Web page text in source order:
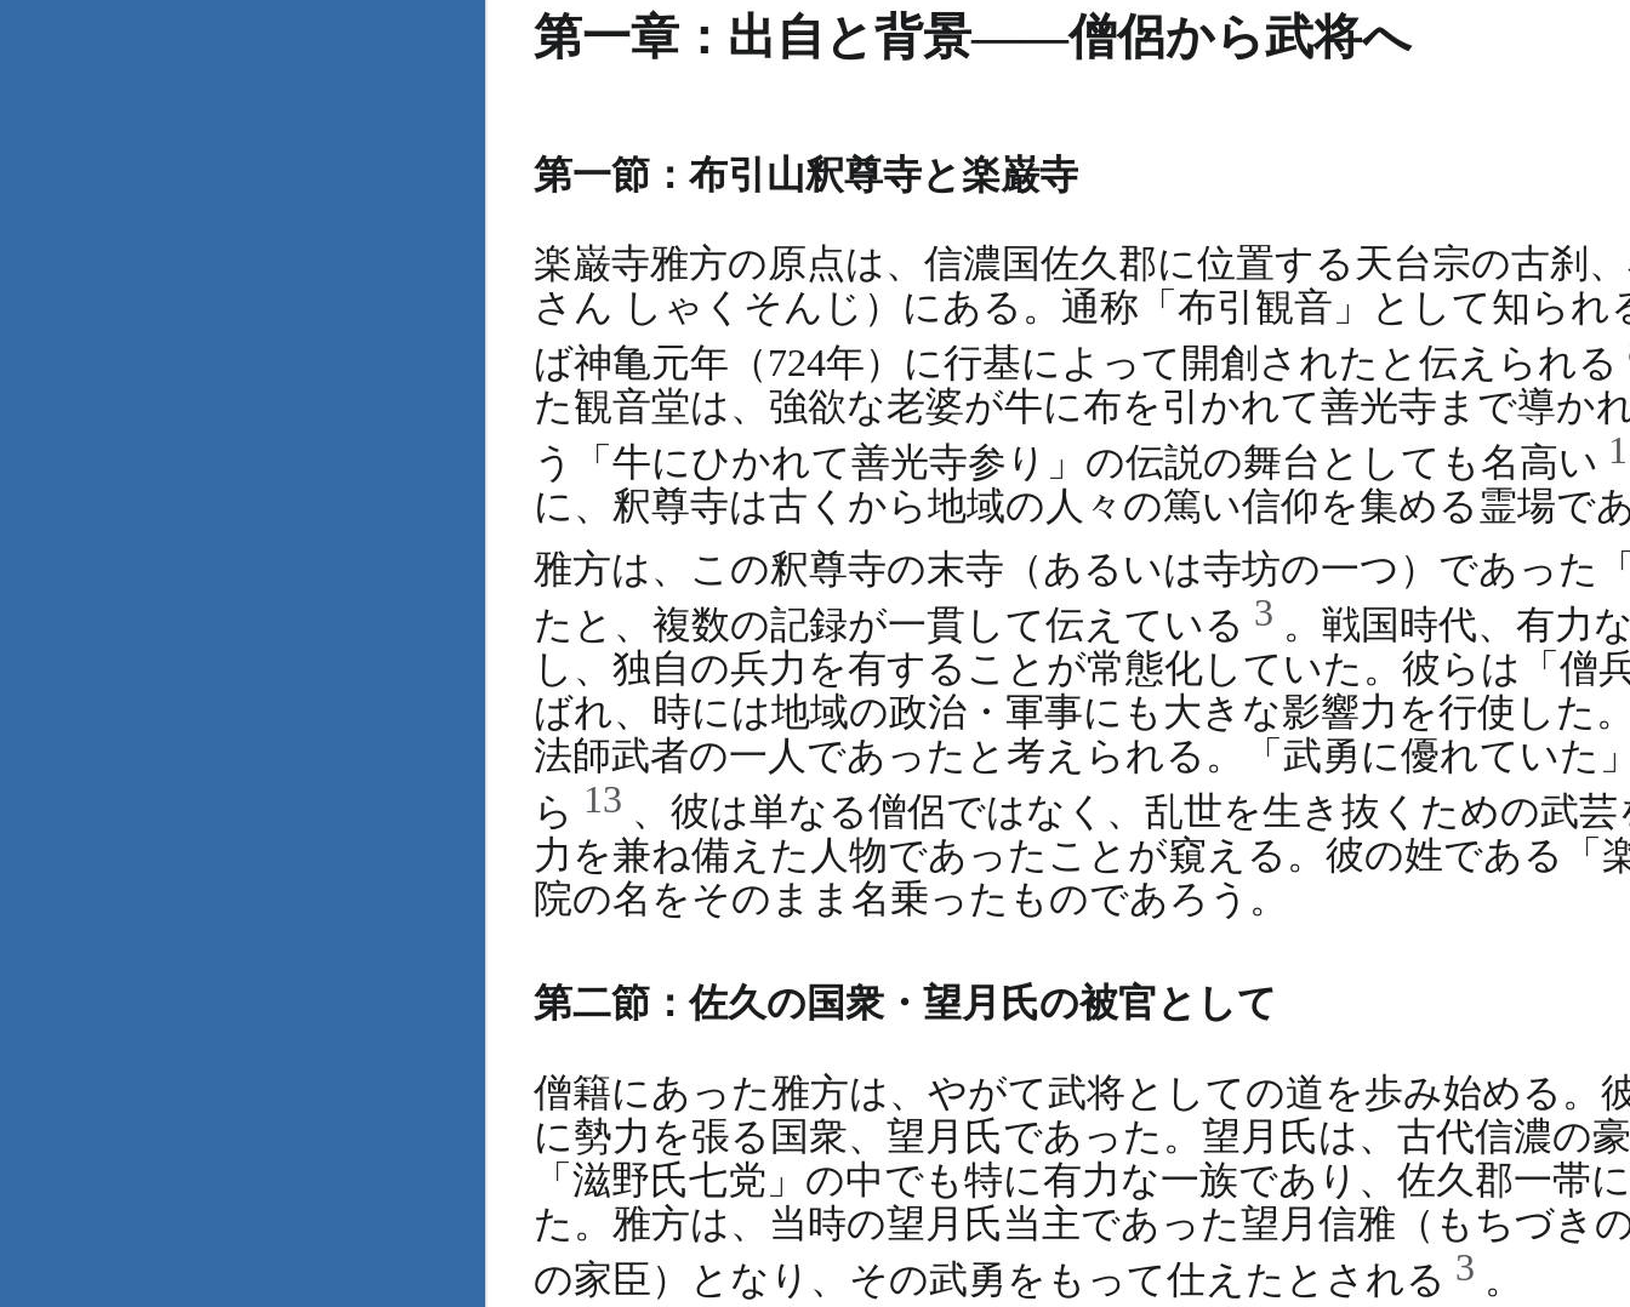
第一章：出自と背景――僧侶から武将へ
第一節：布引山釈尊寺と楽巌寺
楽巌寺雅方の原点は、信濃国佐久郡に位置する天台宗の古刹
さん しゃくそんじ）にある。通称「布引観音」として知ら
ば神亀元年（724年）に行基によって開創されたと伝えられる
た観音堂は、強欲な老婆が牛に布を引かれて善光寺まで導か
う「牛にひかれて善光寺参り」の伝説の舞台としても名高い
に、釈尊寺は古くから地域の人々の篤い信仰を集める霊場で
雅方は、この釈尊寺の末寺（あるいは寺坊の一つ）であった
たと、複数の記録が一貫して伝えている 3 。戦国時代、有力
し、独自の兵力を有することが常態化していた。彼らは「僧
ばれ、時には地域の政治・軍事にも大きな影響力を行使した
法師武者の一人であったと考えられる。「武勇に優れていた
ら 13 、彼は単なる僧侶ではなく、乱世を生き抜くための武
力を兼ね備えた人物であったことが窺える。彼の姓である「
院の名をそのまま名乗ったものであろう。
第二節：佐久の国衆・望月氏の被官として
僧籍にあった雅方は、やがて武将としての道を歩み始める。
に勢力を張る国衆、望月氏であった。望月氏は、古代信濃の
「滋野氏七党」の中でも特に有力な一族であり、佐久郡一帯
た。雅方は、当時の望月氏当主であった望月信雅（もちづき
の家臣）となり、その武勇をもって仕えたとされる 3 。